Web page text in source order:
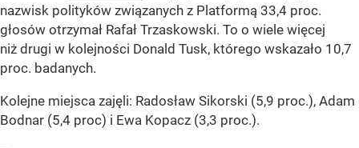
nazwisk polityków związanych z Platformą 33,4 proc.
głosów otrzymał Rafał Trzaskowski. To o wiele więcej
niż drugi w kolejności Donald Tusk, którego wskazało 10,7
proc. badanych.
Kolejne miejsca zajęli: Radosław Sikorski (5,9 proc.), Adam
Bodnar (5,4 proc) i Ewa Kopacz (3,3 proc.).